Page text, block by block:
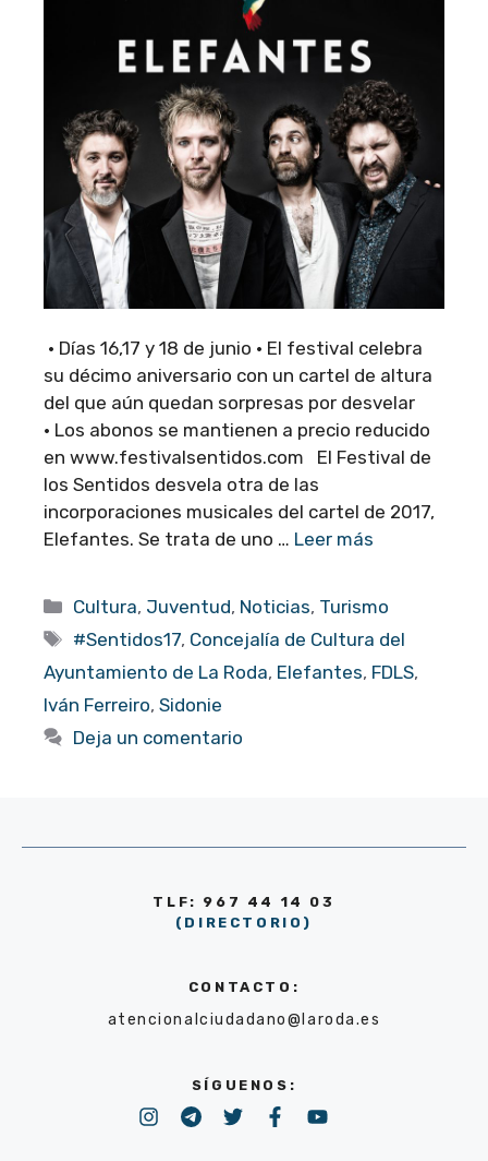
· Días 16,17 y 18 de junio · El festival celebra
su décimo aniversario con un cartel de altura
del que aún quedan sorpresas por desvelar
· Los abonos se mantienen a precio reducido
en www.festivalsentidos.com El Festival de
los Sentidos desvela otra de las
incorporaciones musicales del cartel de 2017,
Elefantes. Se trata de uno … Leer más
Categorías
Cultura, Juventud, Noticias, Turismo
Etiquetas
#Sentidos17, Concejalía de Cultura del
Ayuntamiento de La Roda, Elefantes, FDLS,
Iván Ferreiro, Sidonie
Deja un comentario
TLF: 967 44 14 03
(DIRECTORIO)
CONTACTO:
atencionalciudadano@laroda.es
SÍGUENOS: